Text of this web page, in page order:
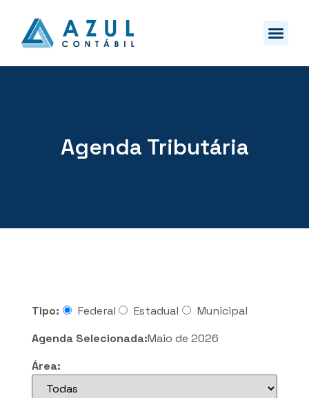
Agenda Tributária
Tipo: Federal Estadual
Municipal
Agenda Selecionada:Maio de 2026
Área: